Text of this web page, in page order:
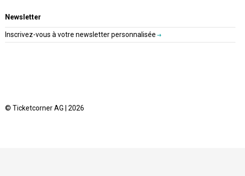
Newsletter
Inscrivez-vous à votre newsletter personnalisée
© Ticketcorner AG | 2026